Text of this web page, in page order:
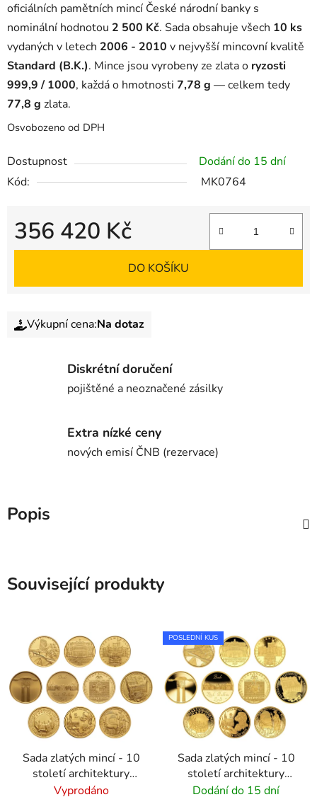
oficiálních pamětních mincí České národní banky s
nominální hodnotou 2 500 Kč. Sada obsahuje všech 10 ks
vydaných v letech 2006 - 2010 v nejvyšší mincovní kvalitě
Standard (B.K.). Mince jsou vyrobeny ze zlata o ryzosti
999,9 / 1000, každá o hmotnosti 7,78 g — celkem tedy
77,8 g zlata.
Osvobozeno od DPH
Dostupnost
Dodání do 15 dní
Kód:
MK0764
356 420 Kč
DO KOŠÍKU
Výkupní cena:Na dotaz
Diskrétní doručení
pojištěné a neoznačené zásilky
Extra nízké ceny
nových emisí ČNB (rezervace)
Popis
Související produkty
Sada zlatých mincí - 10
století architektury
2001–2005 standard
Vyprodáno
POSLEDNÍ KUS
Sada zlatých mincí - 10
století architektury
2001–2005 proof
Dodání do 15 dní